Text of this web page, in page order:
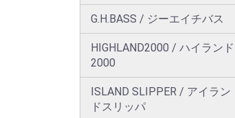
G.H.BASS / ジーエイチバス
HIGHLAND2000 / ハイランド
2000
ISLAND SLIPPER / アイラン
ドスリッパ